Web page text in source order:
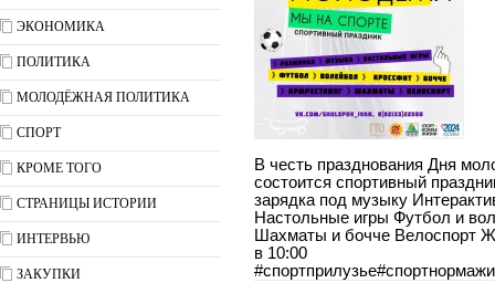
ЭКОНОМИКА
ПОЛИТИКА
МОЛОДЁЖНАЯ ПОЛИТИКА
СПОРТ
КРОМЕ ТОГО
СТРАНИЦЫ ИСТОРИИ
ИНТЕРВЬЮ
ЗАКУПКИ
В честь празднования Дня
состоится спортивный
зарядка под музыку
Настольные игры Футбол и
Шахматы и бочче Велоспорт
в 10:00